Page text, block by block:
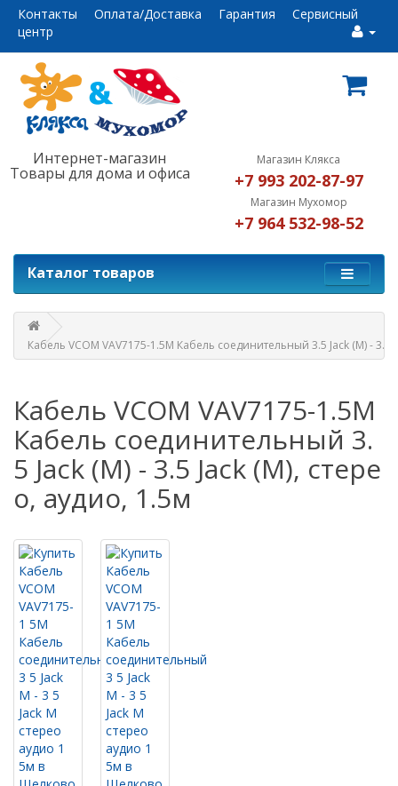
Контакты Оплата/Доставка Гарантия
Сервисный
центр
Интернет-магазин
Товары для дома и офиса
Магазин Клякса
+7 993 202-87-97
Магазин Мухомор
+7 964 532-98-52
Каталог товаров
Кабель VCOM VAV7175-1.5M Кабель соединительный 3.5 Jack (M) - 3.5
Кабель VCOM VAV7175-1.5M
Кабель соединительный 3.
5 Jack (M) - 3.5 Jack (M), стере
о, аудио, 1.5м